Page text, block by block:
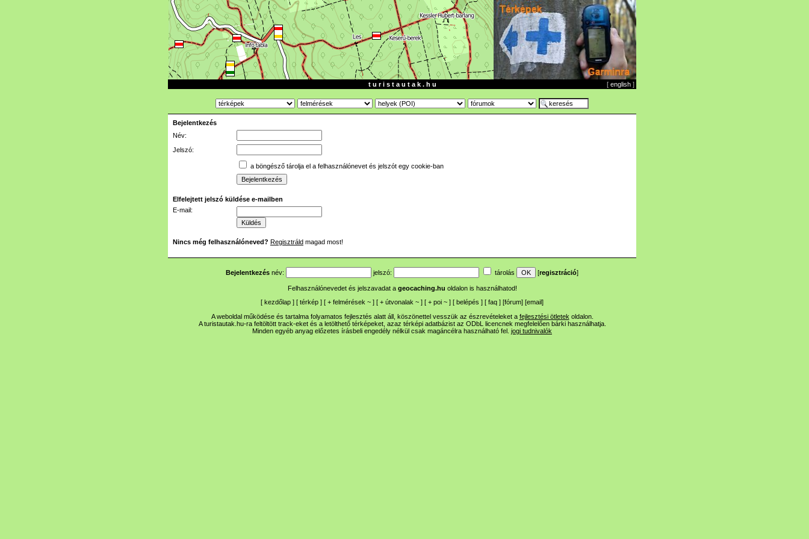
t u r i s t a u t a k . h u [ english ]
Bejelentkezés
Név:
Jelszó:
a böngésző tárolja el a felhasználónevet és jelszót egy cookie-ban
Elfelejtett jelszó küldése e-mailben
E-mail:
Nincs még felhasználóneved? Regisztráld magad most!
Bejelentkezés név: jelszó: tárolás [regisztráció]
Felhasználónevedet és jelszavadat a geocaching.hu oldalon is használhatod!
[ kezdőlap ] [ térkép ] [ + felmérések ~ ] [ + útvonalak ~ ] [ + poi ~ ] [ belépés ] [ faq ] [fórum] [email]
A weboldal működése és tartalma folyamatos fejlesztés alatt áll, köszönettel vesszük az észrevételeket a fejlesztési ötletek oldalon.
A turistautak.hu-ra feltöltött track-eket és a letölthető térképeket, azaz térképi adatbázist az ODbL licencnek megfelelően bárki használhatja.
Minden egyéb anyag előzetes írásbeli engedély nélkül csak magáncélra használható fel. jogi tudnivalók